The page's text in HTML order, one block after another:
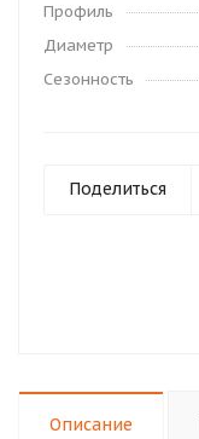
Профиль
Диаметр
Сезонность
Поделиться
Описание